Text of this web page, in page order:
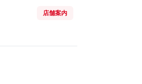
店舗案内